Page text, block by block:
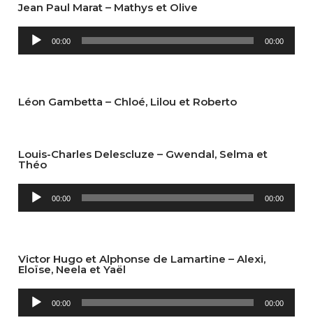
Jean Paul Marat – Mathys et Olive
Lecteur
audio
00:00 00:00
Léon Gambetta – Chloé, Lilou et Roberto
Louis-Charles Delescluze – Gwendal, Selma et
Théo
Lecteur
audio
00:00 00:00
Victor Hugo et Alphonse de Lamartine – Alexi,
Eloïse, Neela et Yaël
Lecteur
audio
00:00 00:00